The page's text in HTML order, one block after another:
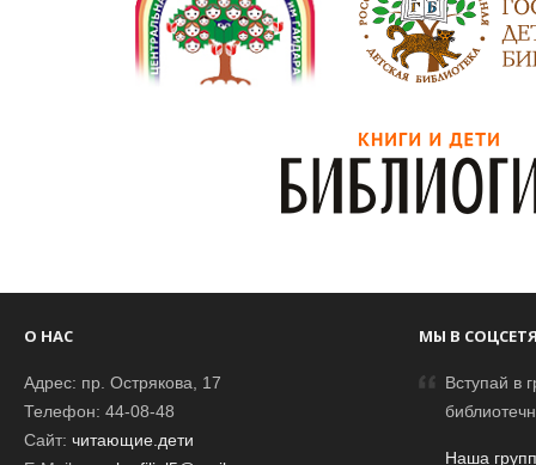
О НАС
Адрес: пр. Острякова, 17
Телефон: 44-08-48
Сайт: читающие.дети
МЫ В
Вступай в
Наша